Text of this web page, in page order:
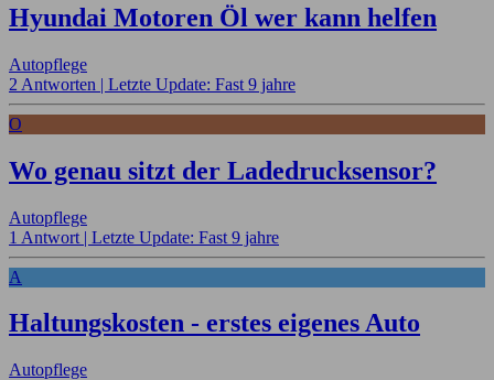
Hyundai Motoren Öl wer kann helfen
Autopflege
2 Antworten | Letzte Update: Fast 9 jahre
O
Wo genau sitzt der Ladedrucksensor?
Autopflege
1 Antwort | Letzte Update: Fast 9 jahre
A
Haltungskosten - erstes eigenes Auto
Autopflege